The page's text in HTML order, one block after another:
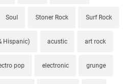
Soul Stoner Rock Surf Rock
Hispanic) acustic art rock
pop electronic grunge